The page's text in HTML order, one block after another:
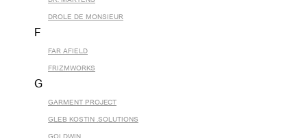
DROLE DE MONSIEUR
F
FAR AFIELD
FRIZMWORKS
G
GARMENT PROJECT
GLEB KOSTIN .SOLUTIONS